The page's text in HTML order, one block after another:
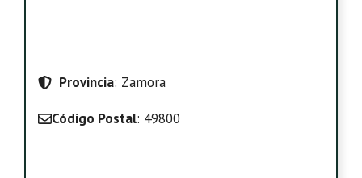
Provincia: Zamora
Código Postal: 49800